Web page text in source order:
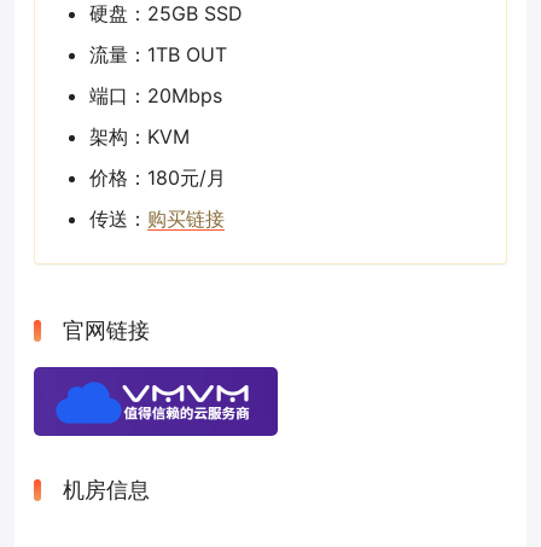
硬盘：25GB SSD
流量：1TB OUT
端口：20Mbps
架构：KVM
价格：180元/月
传送： 购买链接
官网链接
机房信息